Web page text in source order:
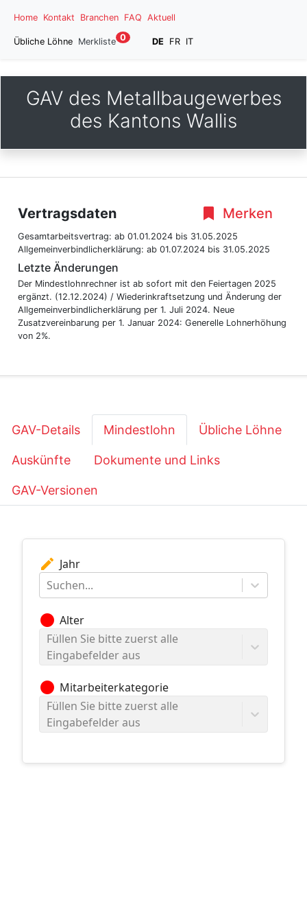
Home Kontakt Branchen FAQ Aktuell
Übliche Löhne Merkliste 0 DE FR IT
GAV des Metallbaugewerbes
des Kantons Wallis
Merken
Vertragsdaten
Gesamtarbeitsvertrag: ab 01.01.2024 bis 31.05.2025
Allgemeinverbindlicherklärung: ab 01.07.2024 bis 31.05.2025
Letzte Änderungen
Der Mindestlohnrechner ist ab sofort mit den Feiertagen 2025
ergänzt. (12.12.2024) / Wiederinkraftsetzung und Änderung der
Allgemeinverbindlicherklärung per 1. Juli 2024. Neue
Zusatzvereinbarung per 1. Januar 2024: Generelle Lohnerhöhung
von 2%.
GAV-Details Mindestlohn Übliche Löhne
Auskünfte Dokumente und Links
GAV-Versionen
edit Jahr
Suchen...
circle Alter
Füllen Sie bitte zuerst alle
Eingabefelder aus
circle Mitarbeiterkategorie
Füllen Sie bitte zuerst alle
Eingabefelder aus